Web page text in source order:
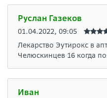
Руслан Газеков
01.04.2022, 09:05
Лекарство Эутирокс в
Челюскинцев 16 когда
Иван